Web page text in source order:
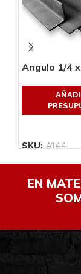
Angulo 1/4
SKU:A144
EN